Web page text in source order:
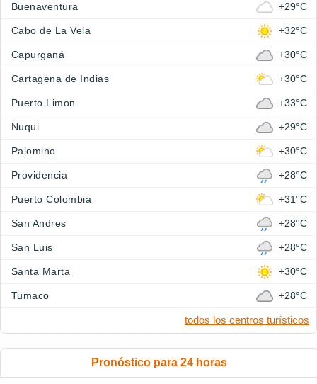
Buenaventura +29°C
Cabo de La Vela +32°C
Capurganá +30°C
Cartagena de Indias +30°C
Puerto Limon +33°C
Nuqui +29°C
Palomino +30°C
Providencia +28°C
Puerto Colombia +31°C
San Andres +28°C
San Luis +28°C
Santa Marta +30°C
Tumaco +28°C
todos los centros turísticos
Pronóstico para 24 horas